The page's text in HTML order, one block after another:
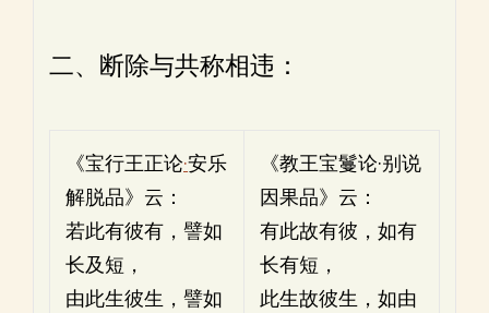
二、断除与共称相违：
《宝行王正论·安乐
解脱品》云：
若此有彼有，譬如
长及短，
由此生彼生，譬如
《教王宝鬘论·别说
因果品》云：
有此故有彼，如有
长有短，
此生故彼生，如由